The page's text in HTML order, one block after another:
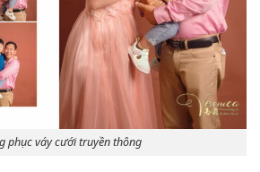
phục váy cưới truyền thông